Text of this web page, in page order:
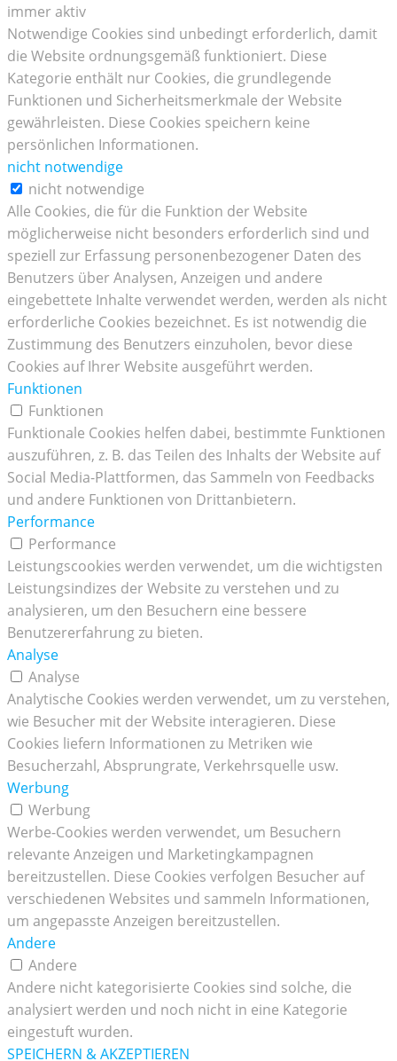
immer aktiv
Notwendige Cookies sind unbedingt erforderlich, damit
die Website ordnungsgemäß funktioniert. Diese
Kategorie enthält nur Cookies, die grundlegende
Funktionen und Sicherheitsmerkmale der Website
gewährleisten. Diese Cookies speichern keine
persönlichen Informationen.
nicht notwendige
nicht notwendige
Alle Cookies, die für die Funktion der Website
möglicherweise nicht besonders erforderlich sind und
speziell zur Erfassung personenbezogener Daten des
Benutzers über Analysen, Anzeigen und andere
eingebettete Inhalte verwendet werden, werden als nicht
erforderliche Cookies bezeichnet. Es ist notwendig die
Zustimmung des Benutzers einzuholen, bevor diese
Cookies auf Ihrer Website ausgeführt werden.
Funktionen
Funktionen
Funktionale Cookies helfen dabei, bestimmte Funktionen
auszuführen, z. B. das Teilen des Inhalts der Website auf
Social Media-Plattformen, das Sammeln von Feedbacks
und andere Funktionen von Drittanbietern.
Performance
Performance
Leistungscookies werden verwendet, um die wichtigsten
Leistungsindizes der Website zu verstehen und zu
analysieren, um den Besuchern eine bessere
Benutzererfahrung zu bieten.
Analyse
Analyse
Analytische Cookies werden verwendet, um zu verstehen,
wie Besucher mit der Website interagieren. Diese
Cookies liefern Informationen zu Metriken wie
Besucherzahl, Absprungrate, Verkehrsquelle usw.
Werbung
Werbung
Werbe-Cookies werden verwendet, um Besuchern
relevante Anzeigen und Marketingkampagnen
bereitzustellen. Diese Cookies verfolgen Besucher auf
verschiedenen Websites und sammeln Informationen,
um angepasste Anzeigen bereitzustellen.
Andere
Andere
Andere nicht kategorisierte Cookies sind solche, die
analysiert werden und noch nicht in eine Kategorie
eingestuft wurden.
SPEICHERN & AKZEPTIEREN